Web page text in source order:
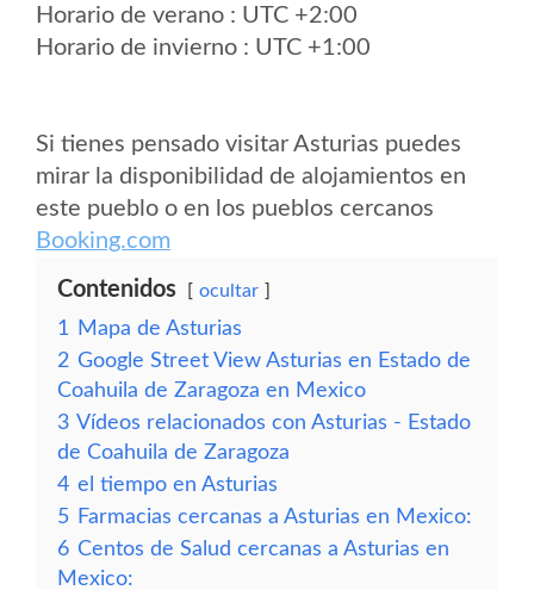
Horario de verano : UTC +2:00
Horario de invierno : UTC +1:00
Si tienes pensado visitar Asturias puedes
mirar la disponibilidad de alojamientos en
este pueblo o en los pueblos cercanos
Booking.com
Contenidos ocultar
1
Mapa de Asturias
2 Google Street View Asturias en Estado de
Coahuila de Zaragoza en Mexico
3 Vídeos relacionados con Asturias - Estado
de Coahuila de Zaragoza
4 el tiempo en Asturias
5 Farmacias cercanas a Asturias en Mexico:
6 Centos de Salud cercanas a Asturias en
Mexico: